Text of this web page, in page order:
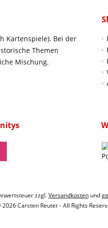
Kartenspiele). Bei der
Themen
Mischung.
zzgl.Versandkostenund
Carsten Reuter - All Rights